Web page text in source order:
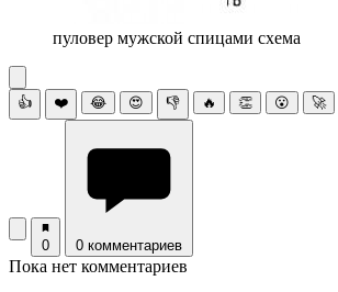
пуловер мужской спицами схема
👍 ❤️ 😂 😍 👎 🔥 👏 😮 🚀
0 0 комментариев
Пока нет комментариев